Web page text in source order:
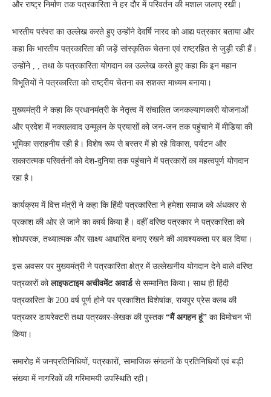
और राष्ट्र निर्माण तक पत्रकारिता ने हर दौर में परिवर्तन की मशाल जलाए रखी।
भारतीय परंपरा का उल्लेख करते हुए उन्होंने देवर्षि नारद को आद्य पत्रकार बताया और
कहा कि भारतीय पत्रकारिता की जड़ें सांस्कृतिक चेतना एवं राष्ट्रहित से जुड़ी रही हैं।
उन्होंने , , तथा के पत्रकारिता योगदान का उल्लेख करते हुए कहा कि इन महान
विभूतियों ने पत्रकारिता को राष्ट्रीय चेतना का सशक्त माध्यम बनाया।
मुख्यमंत्री ने कहा कि प्रधानमंत्री के नेतृत्व में संचालित जनकल्याणकारी योजनाओं
और प्रदेश में नक्सलवाद उन्मूलन के प्रयासों को जन-जन तक पहुंचाने में मीडिया की
भूमिका सराहनीय रही है। विशेष रूप से बस्तर में हो रहे विकास, पर्यटन और
सकारात्मक परिवर्तनों को देश-दुनिया तक पहुंचाने में पत्रकारों का महत्वपूर्ण योगदान
रहा है।
कार्यक्रम में वित्त मंत्री ने कहा कि हिंदी पत्रकारिता ने हमेशा समाज को अंधकार से
प्रकाश की ओर ले जाने का कार्य किया है। वहीं वरिष्ठ पत्रकार ने पत्रकारिता को
शोधपरक, तथ्यात्मक और साक्ष्य आधारित बनाए रखने की आवश्यकता पर बल दिया।
इस अवसर पर मुख्यमंत्री ने पत्रकारिता क्षेत्र में उल्लेखनीय योगदान देने वाले वरिष्ठ
पत्रकारों कोलाइफटाइम अचीवमेंट अवार्डसे सम्मानित किया। साथ ही हिंदी
पत्रकारिता के 200 वर्ष पूर्ण होने पर प्रकाशित विशेषांक, रायपुर प्रेस क्लब की
पत्रकार डायरेक्टरी तथा पत्रकार-लेखक की पुस्तक “मैं अगहन हूं” का विमोचन भी
किया।
समारोह में जनप्रतिनिधियों, पत्रकारों, सामाजिक संगठनों के प्रतिनिधियों एवं बड़ी
संख्या में नागरिकों की गरिमामयी उपस्थिति रही।